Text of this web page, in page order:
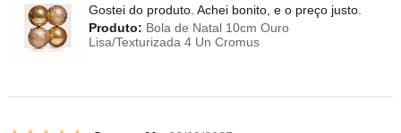
Gostei do produto. Achei bonito, e o preço justo.
Produto: Bola de Natal 10cm Ouro
Lisa/Texturizada 4 Un Cromus